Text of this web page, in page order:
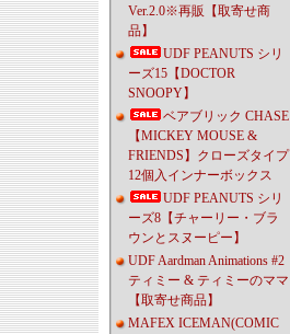
Ver.2.0※再販【取寄せ商
品】
UDF PEANUTS シリ
ーズ15【DOCTOR
SNOOPY】
ベアブリック CHASE
【MICKEY MOUSE &
FRIENDS】クローズタイプ
12個入インナーボックス
UDF PEANUTS シリ
ーズ8【チャーリー・ブラ
ウンとスヌーピー】
UDF Aardman Animations #2
ティミー & ティミーのママ
【取寄せ商品】
MAFEX ICEMAN(COMIC